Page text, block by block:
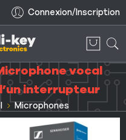
Connexion/Inscription
vocal
interrupteur
Microphones